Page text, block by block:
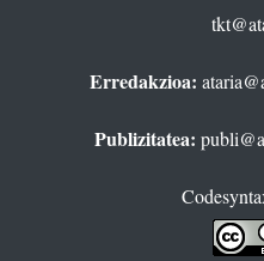
Erredakzioa:
Publizitatea: